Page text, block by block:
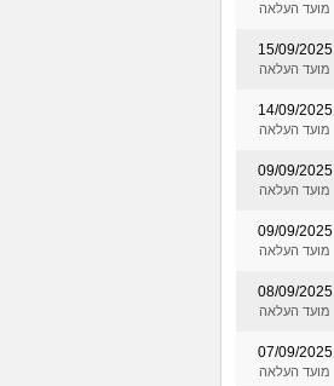
מועד העלאה
15/09/2025
מועד העלאה
14/09/2025
מועד העלאה
09/09/2025
מועד העלאה
09/09/2025
מועד העלאה
08/09/2025
מועד העלאה
07/09/2025
מועד העלאה